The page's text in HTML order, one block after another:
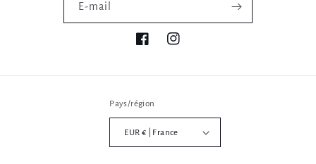
E-mail
FacebookInstagram
Pays/région
EUR € | France